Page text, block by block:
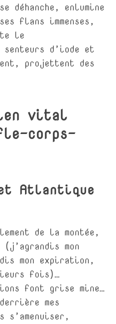
déhanche, enlumine
flans immenses,
le
d’iode et
projettent des
vital
corps-
Atlantique
de la montée,
mon
mon expiration,
fois)…
font grise mine…
mes
s’amenuiser,